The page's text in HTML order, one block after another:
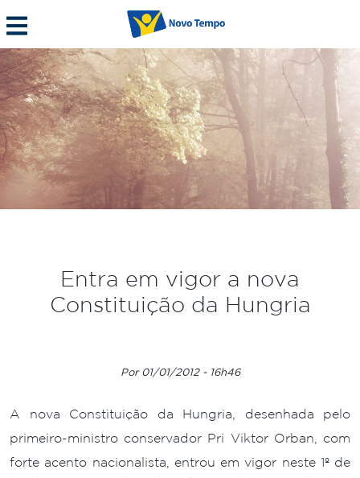
Entra em vigor a nova
Constituição da Hungria
Por 01/01/2012 - 16h46
A nova Constituição da Hungria, desenhada pelo
primeiro-ministro conservador Pri Viktor Orban, com
forte acento nacionalista, entrou em vigor neste 1º de